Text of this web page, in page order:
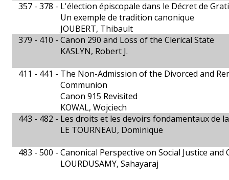
357 - 378 - L'élection épiscopale dans le Décret de
Un exemple de tradition canonique
JOUBERT, Thibault
379 - 410 - Canon 290 and Loss of the Clerical State
KASLYN, Robert J.
411 - 441 - The Non-Admission of the Divorced and
Communion
Canon 915 Revisited
KOWAL, Wojciech
443 - 482 - Les droits et les devoirs fondamentaux de
LE TOURNEAU, Dominique
483 - 500 - Canonical Perspective on Social Justice and
LOURDUSAMY, Sahayaraj